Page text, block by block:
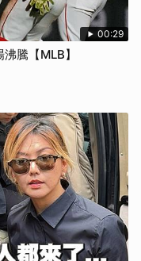
00:29
騰【MLB】